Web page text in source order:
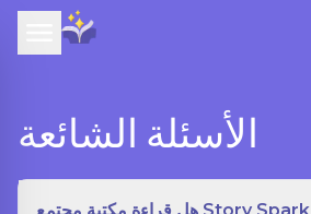
الأسئلة الشائعة